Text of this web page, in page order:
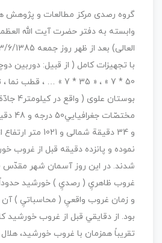
گروه رصدی مرکز مطالعات و پژوهش
وابسته به دفتر حضرت آيت الله
50 * 7 » ، « 35 * 7 » … ،
بوستان
و 34 دقيقة شمالی و
نموده و پانزده دقيقه قبل از غروب
شدند. در اين روز آسمان شهر
بود. از دقايقي قبل از غروب خورشيد
تقريباً همزمان با غروب خورشيد، هلال